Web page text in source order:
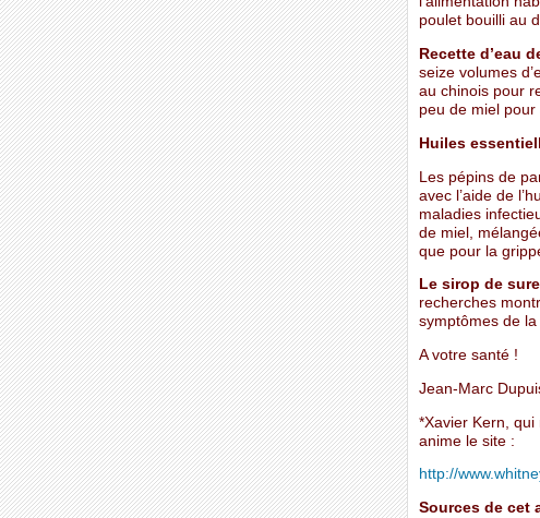
poulet bouilli au
Recette d’eau
seize volumes
au chinois pour
peu de miel
Huiles
Les pépins de
avec l’aide de
maladies
de miel,
que pour la
Le sirop de
recherches
symptômes de
A votre santé !
Jean-Marc
*Xavier Kern, qui
anime le site :
http://
Sources de cet